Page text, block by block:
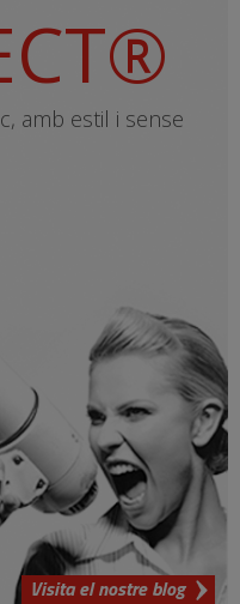
amb estil i sense
Visita el nostre blog